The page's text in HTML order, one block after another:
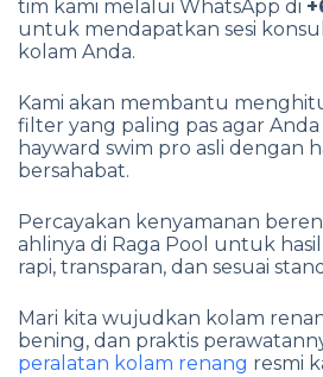
tim kami melalui WhatsApp di
untuk mendapatkan sesi
kolam Anda.
Kami akan membantu
filter yang paling pas agar
hayward swim pro asli dengan
bersahabat.
Percayakan kenyamanan
ahlinya di Raga Pool untuk
rapi, transparan, dan sesuai
Mari kita wujudkan kolam
bening, dan praktis
peralatan kolam renang resmi